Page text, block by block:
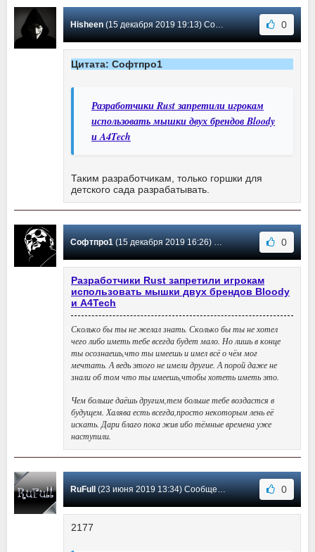
Hisheen(15 декабря 2019 19:13) Сообщение #35 0
Цитата: Софтпро1
Разработчики Rust запретили игрокам
использовать мышки двух брендов Bloody
и A4Tech
Таким разработчикам, только горшки для
детского сада разрабатывать.
Софтпро1(15 декабря 2019 16:26) Сообщение #34 0
Разработчики Rust запретили игрокам
использовать мышки двух брендов Bloody
и A4Tech
Сколько бы ты не желал знать. Сколько бы ты не хотел
чего либо иметь тебе всегда будет мало. Но лишь в конце
ты осознаешь,что ты имеешь и имел всё о чём мог
мечтать. А ведь этого не имели другие. А порой даже не
знали об том что ты имеешь,чтобы хотеть иметь это.
Чем больше даёшь другим,тем больше тебе воздастся в
будущем. Халява есть всегда,просто некоторым лень её
искать. Дари благо пока жив ибо тёмные времена уже
наступили.
RuFull (23 июня 2019 13:34) Сообщение #33 0
2177